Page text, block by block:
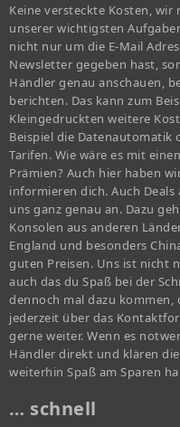
Keine versteckte Kosten,
unserer wichtigsten
nicht nur um die E-Mail
Newsletter gegeben hast,
Händler genau anschauen,
berichten. Das kann zum
Kleingedruckten weitere
Beispiel die
Tarifen. Wie wäre es mit
Prämien? Auch hier haben
informieren dich. Auch
uns ganz genau an. Dazu
Konsolen aus anderen
England und besonders
guten Preisen. Uns ist nicht
auch das du Spaß bei der
dennoch mal dazu kommen,
jederzeit über das
gerne weiter. Wenn es
Händler direkt und klären
weiterhin Spaß am Sparen
… schnell